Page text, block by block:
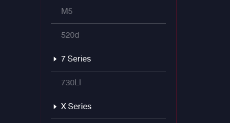
M5
520d
7 Series
730LI
X Series